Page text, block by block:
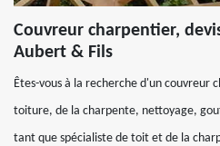
Couvreur charpentier,
Aubert & Fils
Êtes-vous à la recherche d'un couvreur
toiture, de la charpente, nettoyage,
tant que spécialiste de toit et de la